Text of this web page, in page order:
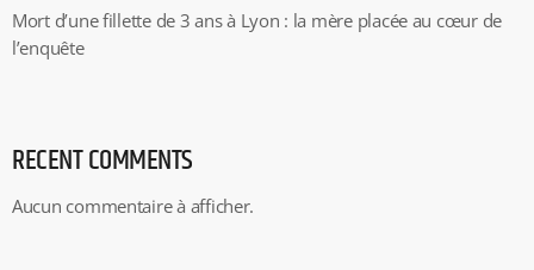
Mort d’une fillette de 3 ans à Lyon : la mère placée au cœur de
l’enquête
RECENT COMMENTS
Aucun commentaire à afficher.